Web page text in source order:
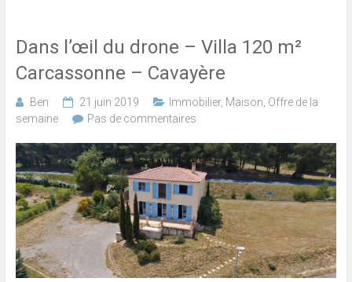
Dans l’œil du drone – Villa 120 m²
Carcassonne – Cavayère
Ben 21 juin 2019 Immobilier, Maison Offre de la
semaine
Pas de commentaires